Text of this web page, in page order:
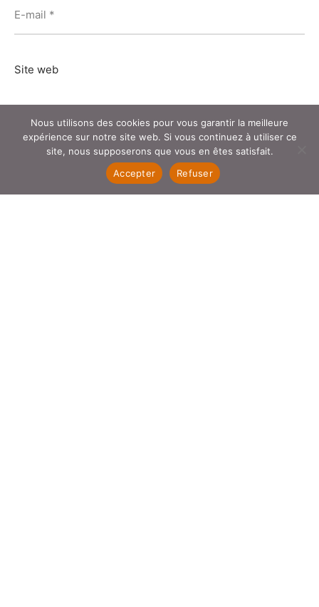
E-mail *
Site web
Enregistrer mon nom, mon e-mail et mon site dans le
navigateur pour mon prochain commentaire.
Nous utilisons des cookies pour vous garantir la meilleure
expérience sur notre site web. Si vous continuez à utiliser ce
site, nous supposerons que vous en êtes satisfait.
Accepter
Refuser